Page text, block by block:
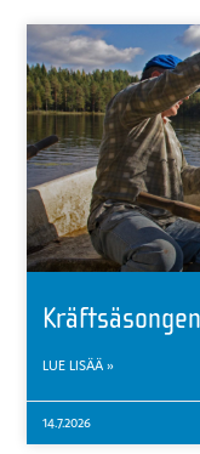
LUE LISÄÄ »
14.7.2026